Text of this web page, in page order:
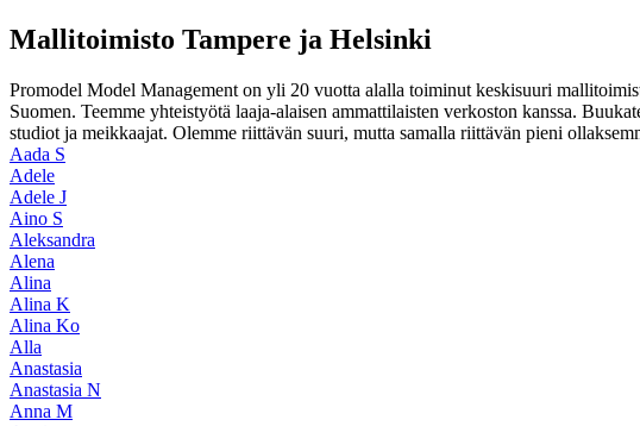
Mallitoimisto Tampere ja Helsinki
Promodel Model Management on yli 20 vuotta alalla toiminut keskisuuri
Suomen. Teemme yhteistyötä laaja-alaisen ammattilaisten verkoston kanssa.
studiot ja meikkaajat. Olemme riittävän suuri, mutta samalla riittävän pieni
Aada S
Adele
Adele J
Aino S
Aleksandra
Alena
Alina
Alina K
Alina Ko
Alla
Anastasia
Anastasia N
Anna M